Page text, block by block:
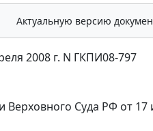
Актуальную версию
2008 г. N ГКПИ08-797
Верховного Суда РФ от